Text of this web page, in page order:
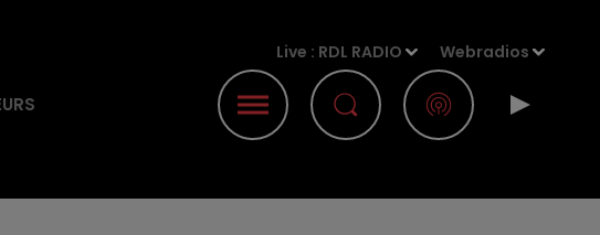
Live : RDL RADIO Webradios